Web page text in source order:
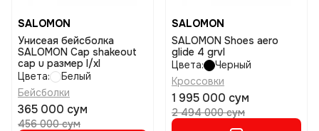
SALOMON
Унисеая бейсболка
SALOMON Cap shakeout
cap u размер l/xl
Цвета:
Белый
Бейсболки
365 000 сум
456 000 сум
SALOMON
SALOMON Shoes aero
glide 4 grvl
Цвета:
Черный
Кроссовки
1 995 000 сум
2 494 000 сум